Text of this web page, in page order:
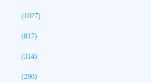
(1027)
(817)
(314)
(290)